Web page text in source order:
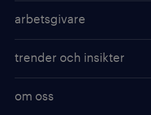
arbetsgivare
trender och insikter
om oss